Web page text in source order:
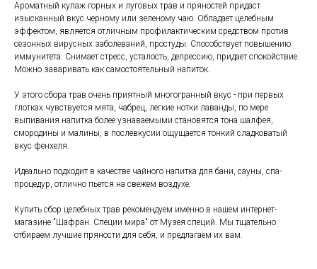
Ароматный купаж горных и луговых трав и пряностей придаст
изысканный вкус черному или зеленому чаю. Обладает целебным
эффектом, является отличным профилактическим средством против
сезонных вирусных заболеваний, простуды. Способствует повышению
иммунитета. Снимает стресс, усталость, депрессию, придает спокойствие.
Можно заваривать как самостоятельный напиток.
У этого сбора трав очень приятный многогранный вкус - при первых
глотках чувствуется мята, чабрец, легкие нотки лаванды, по мере
выпивания напитка более узнаваемыми становятся тона шалфея,
смородины и малины, в послевкусии ощущается тонкий сладковатый
вкус фенхеля.
Идеально подходит в качестве чайного напитка для бани, сауны, спа-
процедур, отлично пьется на свежем воздухе.
Купить сбор целебных трав рекомендуем именно в нашем интернет-
магазине "Шафран. Специи мира" от Музея специй. Мы тщательно
отбираем лучшие пряности для себя, и предлагаем их вам.